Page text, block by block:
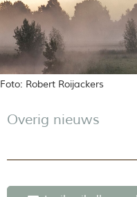
Foto: Robert Roijackers
Overig nieuws